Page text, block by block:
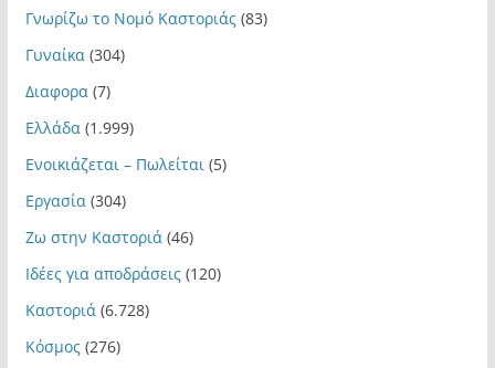
Γνωρίζω το Νομό Καστοριάς(83)
Γυναίκα (304)
Διαφορα (7)
Ελλάδα (1.999)
Ενοικιάζεται – Πωλείται (5)
Εργασία (304)
Ζω στην Καστοριά (46)
Ιδέες για αποδράσεις(120)
Καστοριά (6.728)
Κόσμος(276)